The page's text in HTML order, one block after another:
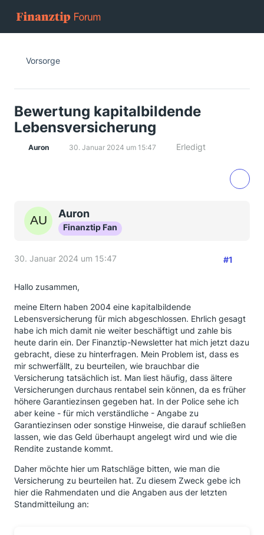
Vorsorge
Bewertung kapitalbildende
Lebensversicherung
Auron 30. Januar 2024 um 15:47 Erledigt
Auron
Finanztip Fan
30. Januar 2024 um 15:47 #1
Hallo zusammen,
meine Eltern haben 2004 eine kapitalbildende
Lebensversicherung für mich abgeschlossen. Ehrlich gesagt
habe ich mich damit nie weiter beschäftigt und zahle bis
heute darin ein. Der Finanztip-Newsletter hat mich jetzt dazu
gebracht, diese zu hinterfragen. Mein Problem ist, dass es
mir schwerfällt, zu beurteilen, wie brauchbar die
Versicherung tatsächlich ist. Man liest häufig, dass ältere
Versicherungen durchaus rentabel sein können, da es früher
höhere Garantiezinsen gegeben hat. In der Police sehe ich
aber keine - für mich verständliche - Angabe zu
Garantiezinsen oder sonstige Hinweise, die darauf schließen
lassen, wie das Geld überhaupt angelegt wird und wie die
Rendite zustande kommt.
Daher möchte hier um Ratschläge bitten, wie man die
Versicherung zu beurteilen hat. Zu diesem Zweck gebe ich
hier die Rahmendaten und die Angaben aus der letzten
Standmitteilung an: